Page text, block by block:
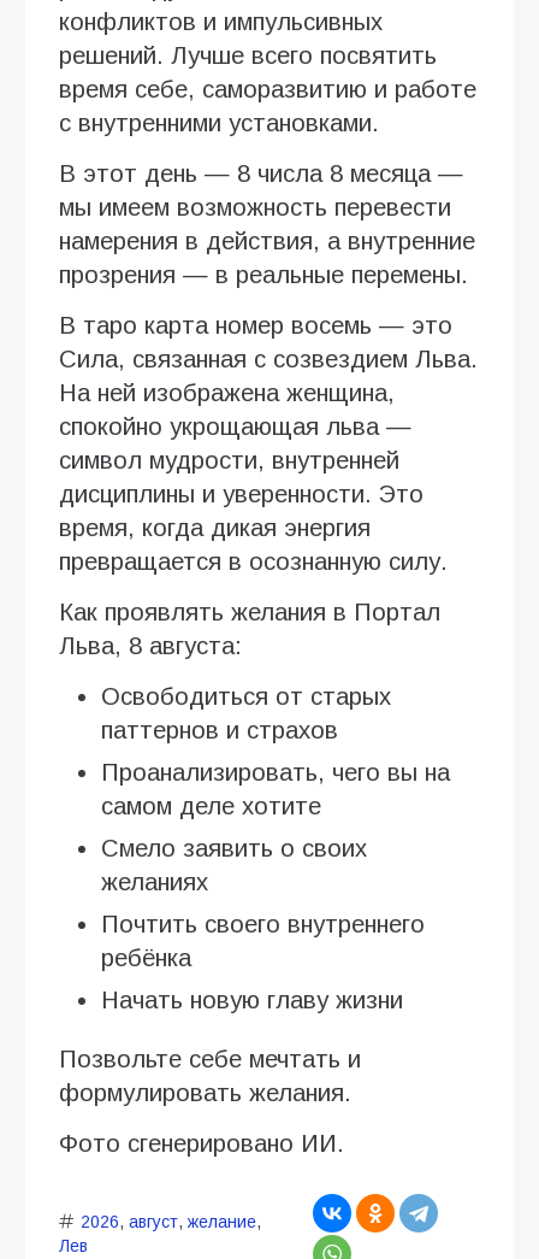
конфликтов и импульсивных
решений. Лучше всего посвятить
время себе, саморазвитию и работе
с внутренними установками.
В этот день — 8 числа 8 месяца —
мы имеем возможность перевести
намерения в действия, а внутренние
прозрения — в реальные перемены.
В таро карта номер восемь — это
Сила, связанная с созвездием Льва.
На ней изображена женщина,
спокойно укрощающая льва —
символ мудрости, внутренней
дисциплины и уверенности. Это
время, когда дикая энергия
превращается в осознанную силу.
Как проявлять желания в Портал
Льва, 8 августа:
Освободиться от старых
паттернов и страхов
Проанализировать, чего вы на
самом деле хотите
Смело заявить о своих
желаниях
Почтить своего внутреннего
ребёнка
Начать новую главу жизни
Позвольте себе мечтать и
формулировать желания.
Фото сгенерировано ИИ.
2026, август, желание,
Лев